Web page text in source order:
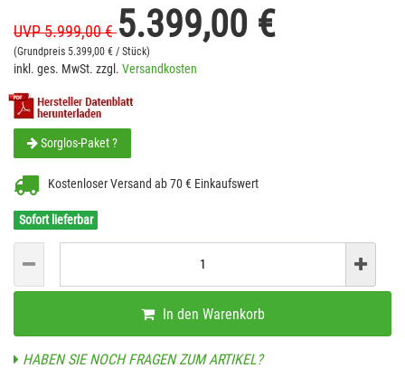
UVP 5.999,00 €5.399,00 €
(Grundpreis 5.399,00 € / Stück)
inkl. ges. MwSt. zzgl. Versandkosten
Sorglos-Paket ?
Kostenloser Versand ab 70 € Einkaufswert
Sofort lieferbar
In den Warenkorb
HABEN SIE NOCH FRAGEN ZUM ARTIKEL?